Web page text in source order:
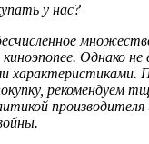
у нас?
Однако не
характеристиками.
рекомендуем